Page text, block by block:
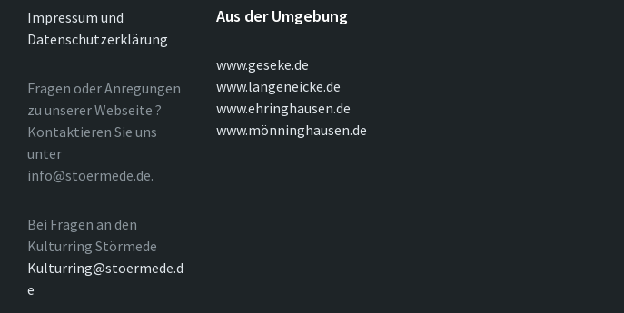
Impressum und
Datenschutzerklärung
Fragen oder Anregungen
zu unserer Webseite ?
Kontaktieren Sie uns
unter
info@stoermede.de.
Bei Fragen an den
Kulturring Störmede
Kulturring@stoermede.d
e
Aus der Umgebung
www.geseke.de
www.langeneicke.de
www.ehringhausen.de
www.mönninghausen.de